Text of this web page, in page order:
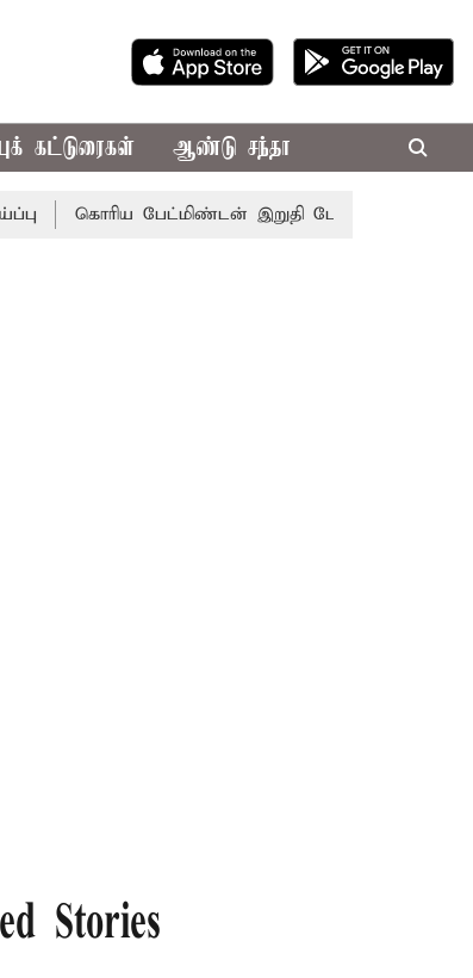
கட்டுரைகள் ஆண்டு சந்தா
கொரிய பேட்மிண்டன் இறுதி போட்டி; இந்திய
Stories